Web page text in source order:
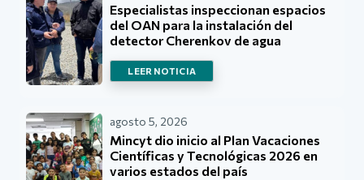
Especialistas inspeccionan espacios
del OAN para la instalación del
detector Cherenkov de agua
LEER NOTICIA
agosto 5, 2026
Mincyt dio inicio al Plan Vacaciones
Científicas y Tecnológicas 2026 en
varios estados del país